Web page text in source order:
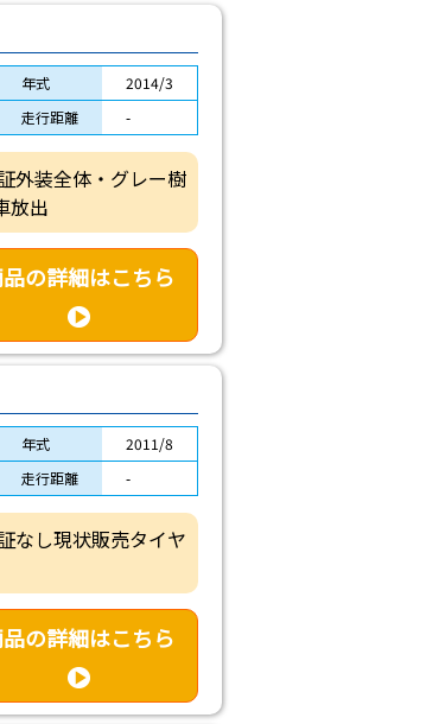
年式
2014/3
走行距離
-
外装全体・グレー樹
放出
の詳細はこちら
年式
2011/8
走行距離
-
なし現状販売タイヤ
の詳細はこちら